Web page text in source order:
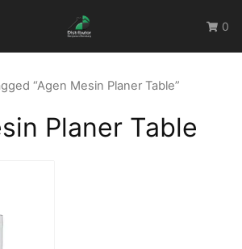
0
“Agen Mesin Planer Table”
Planer Table